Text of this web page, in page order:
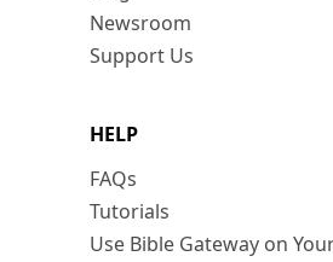
Newsroom
Support Us
HELP
FAQs
Tutorials
Use Bible Gateway on